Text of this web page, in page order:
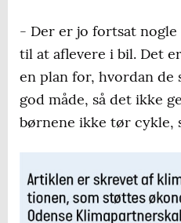
- Der er jo fortsat
til at aflevere i bil. Det
en plan for, hvordan de
god måde, så det ikke
børnene ikke tør cykle,